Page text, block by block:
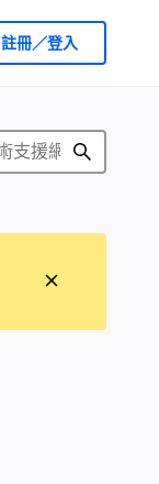
註冊／登入